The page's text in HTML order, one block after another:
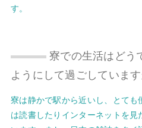
す。
寮での生活はど
ようにして過ごしています
寮は静かで駅から近いし、とても
は読書したりインターネットを